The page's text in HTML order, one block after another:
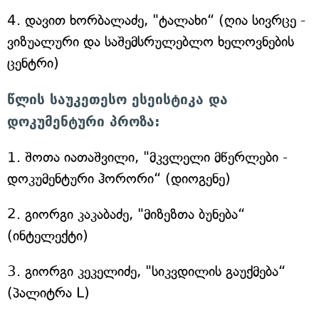
4. დავით ხორბალაძე, "ტალახი“ (ღია სივრცე -
ვიზუალური და საშემსრულებლო ხელოვნების
ცენტრი)
წლის საუკეთესო ესეისტიკა და
დოკუმენტური პროზა:
1. შოთა იათაშვილი, "მკვლელი მწერლები -
დოკუმენტური ჰორორი“ (დიოგენე)
2. გიორგი კაკაბაძე, "მიზეზთა ბუნება“
(ინტელექტი)
3. გიორგი კეკელიძე, "სიკვდილის გაუქმება“
(პალიტრა L)